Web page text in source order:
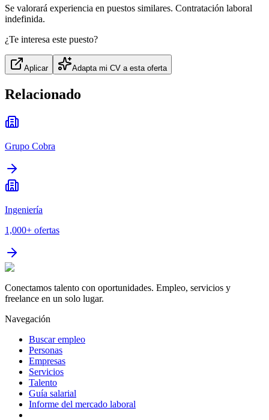
Se valorará experiencia en puestos similares. Contratación laboral
indefinida.
¿Te interesa este puesto?
Aplicar Adapta mi CV a esta oferta
Relacionado
Grupo Cobra
Ingeniería
1,000+ ofertas
Conectamos talento con oportunidades. Empleo, servicios y
freelance en un solo lugar.
Navegación
Buscar empleo
Personas
Empresas
Servicios
Talento
Guía salarial
Informe del mercado laboral